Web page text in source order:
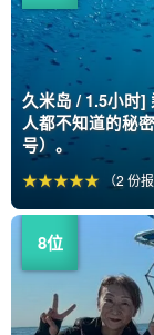
久米岛 / 1.5小时]
人都不知道的秘
号）。
（2 份报